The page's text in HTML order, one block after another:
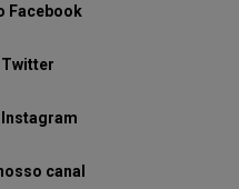
Facebook
canal